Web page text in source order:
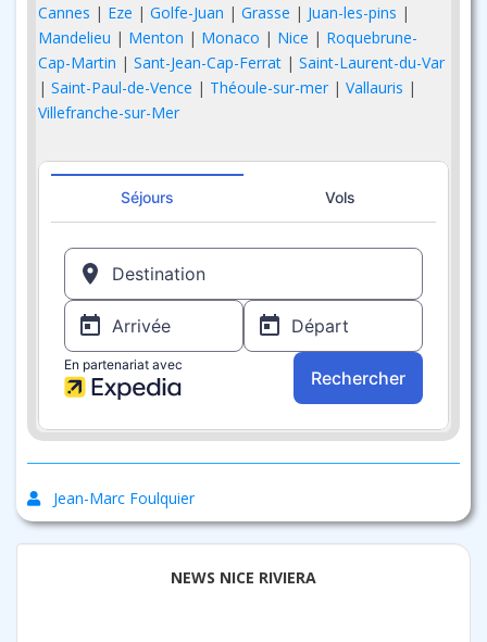
Cannes | Eze | Golfe-Juan | Grasse | Juan-les-pins |
Mandelieu | Menton | Monaco | Nice | Roquebrune-
Cap-Martin | Sant-Jean-Cap-Ferrat | Saint-Laurent-du-Var
| Saint-Paul-de-Vence | Théoule-sur-mer | Vallauris |
Villefranche-sur-Mer
Jean-Marc Foulquier
NEWS NICE RIVIERA